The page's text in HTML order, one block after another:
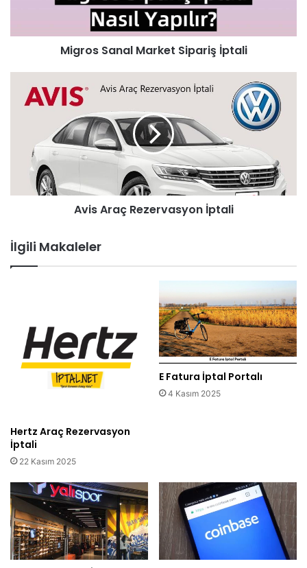
Migros Sanal Market Sipariş İptali
Avis Araç Rezervasyon İptali
İlgili Makaleler
Hertz Araç Rezervasyon
İptali
22 Kasım 2025
E Fatura İptal Portalı
4 Kasım 2025